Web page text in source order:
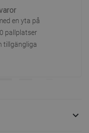
en yta på
pallplatser
tillgängliga
